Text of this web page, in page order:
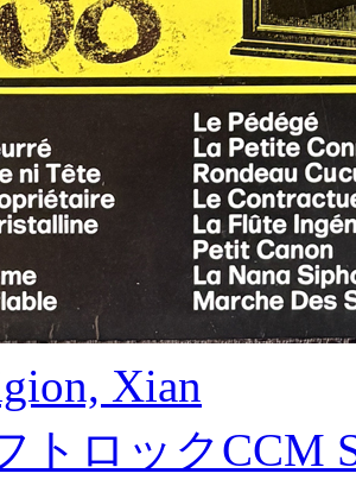
Xian
トロックCCM